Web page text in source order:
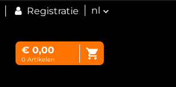
€ 0,00
0 Artikelen
nl
Registratie